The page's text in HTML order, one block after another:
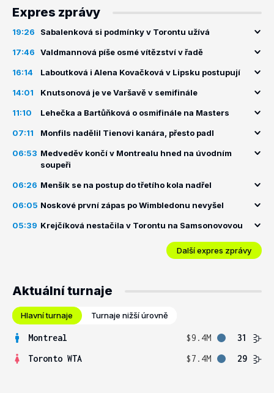
Expres zprávy
19:26 Sabalenková si podmínky v Torontu užívá
17:46 Valdmannová píše osmé vítězství v řadě
16:14 Laboutková i Alena Kovačková v Lipsku postupují
14:01 Knutsonová je ve Varšavě v semifinále
11:10 Lehečka a Bartůňková o osmifinále na Masters
07:11 Monfils nadělil Tienovi kanára, přesto padl
06:53 Medveděv končí v Montrealu hned na úvodním
soupeři
06:26 Menšík se na postup do třetího kola nadřel
06:05 Noskové první zápas po Wimbledonu nevyšel
05:39 Krejčíková nestačila v Torontu na Samsonovovou
Další expres zprávy
Aktuální turnaje
Hlavní turnaje Turnaje nižší úrovně
Montreal $9.4M
31
Toronto WTA
$7.4M 29